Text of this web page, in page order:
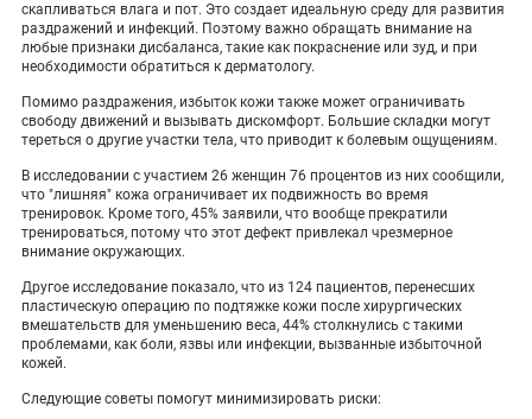
скапливаться влага и пот. Это создает идеальную среду для развития
раздражений и инфекций. Поэтому важно обращать внимание на
любые признаки дисбаланса, такие как покраснение или зуд, и при
необходимости обратиться к дерматологу.
Помимо раздражения, избыток кожи также может ограничивать
свободу движений и вызывать дискомфорт. Большие складки могут
тереться о другие участки тела, что приводит к болевым ощущениям.
В исследовании с участием 26 женщин 76 процентов из них сообщили,
что "лишняя" кожа ограничивает их подвижность во время
тренировок. Кроме того, 45% заявили, что вообще прекратили
тренироваться, потому что этот дефект привлекал чрезмерное
внимание окружающих.
Другое исследование показало, что из 124 пациентов, перенесших
пластическую операцию по подтяжке кожи после хирургических
вмешательств для уменьшению веса, 44% столкнулись с такими
проблемами, как боли, язвы или инфекции, вызванные избыточной
кожей.
Следующие советы помогут минимизировать риски: